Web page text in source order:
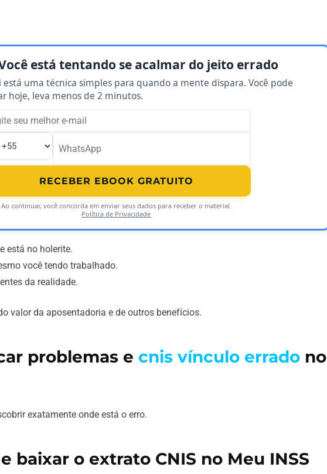
está tentando se acalmar do jeito errado
está uma técnica simples para quando a mente dispara. Você pode
hoje, leva menos de 2 minutos.
RECEBER EBOOK GRATUITO
Ao continuar, você concorda em enviar seus dados para receber o material.
Política de Privacidade
está no holerite.
você tendo trabalhado.
da realidade.
valor da aposentadoria e de outros benefícios.
problemas e cnis vínculo errado no
exatamente onde está o erro.
baixar o extrato CNIS no Meu INSS